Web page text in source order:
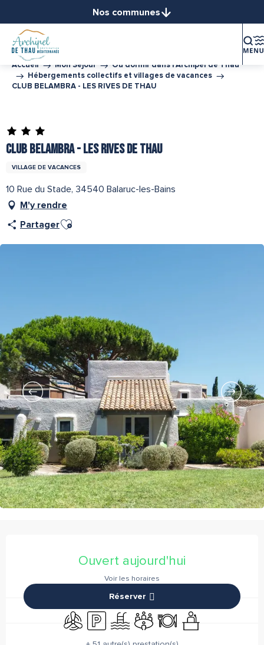
contenu
principal
Nos communes
Bouzigues
Frontignan
Mèze
Poussan
Accueil Mon Séjour
Où dormir dans l’Archipel de Thau
Hébergements collectifs et villages de vacances
CLUB BELAMBRA - LES RIVES DE THAU
CLUB BELAMBRA - LES RIVES DE THAU
VILLAGE DE VACANCES
10 Rue du Stade, 34540 Balaruc-les-Bains
M'y rendre
PartagerAjouter aux favoris
Ouverture et coordonnées
Ouvert aujourd'hui
Voir les horaires
Réserver
Air conditionné
Parking PiscineSalle de réunion
RestaurantSéminaires